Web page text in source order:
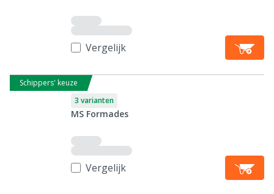
Vergelijk
Schippers' keuze
3 varianten
MS Formades
Vergelijk